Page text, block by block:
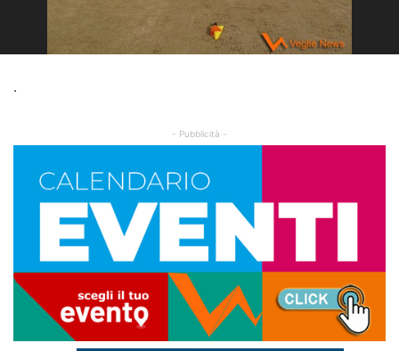
.
- Pubblicità -